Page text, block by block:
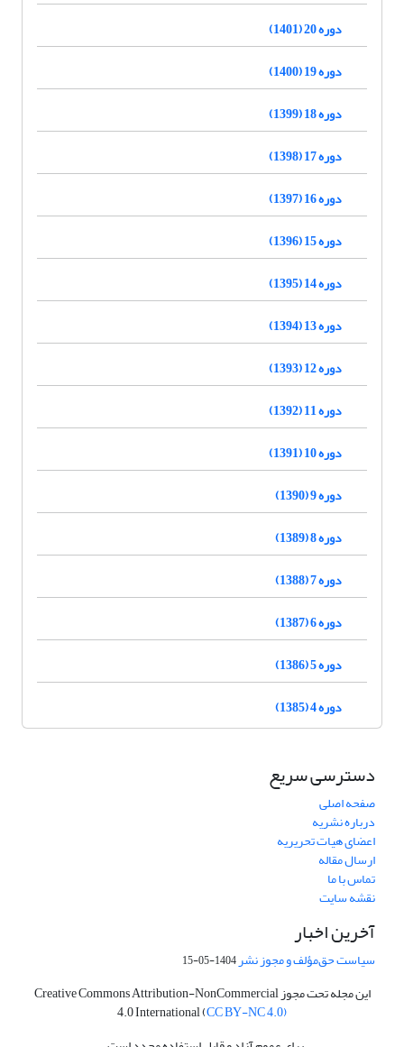
دوره 20 (1401)
دوره 19 (1400)
دوره 18 (1399)
دوره 17 (1398)
دوره 16 (1397)
دوره 15 (1396)
دوره 14 (1395)
دوره 13 (1394)
دوره 12 (1393)
دوره 11 (1392)
دوره 10 (1391)
دوره 9 (1390)
دوره 8 (1389)
دوره 7 (1388)
دوره 6 (1387)
دوره 5 (1386)
دوره 4 (1385)
دسترسی سریع
صفحه اصلی
درباره نشریه
اعضای هیات تحریریه
ارسال مقاله
تماس با ما
نقشه سایت
آخرین اخبار
سیاست حق‌مؤلف و مجوز نشر1404-05-15
این مجله تحت مجوز Creative Commons Attribution-NonCommercial
4.0 International (CC BY-NC 4.0)